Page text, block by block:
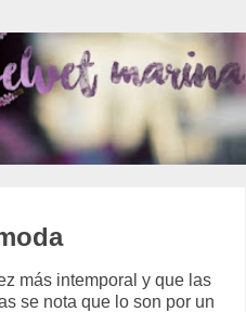
más intemporal y que las
se nota que lo son por un